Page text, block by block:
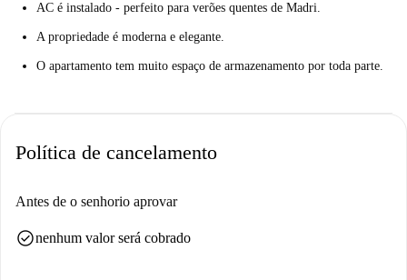
AC é instalado - perfeito para verões quentes de Madri.
A propriedade é moderna e elegante.
O apartamento tem muito espaço de armazenamento por toda parte.
Política de cancelamento
Antes de o senhorio aprovar
check_circlenenhum valor será cobrado